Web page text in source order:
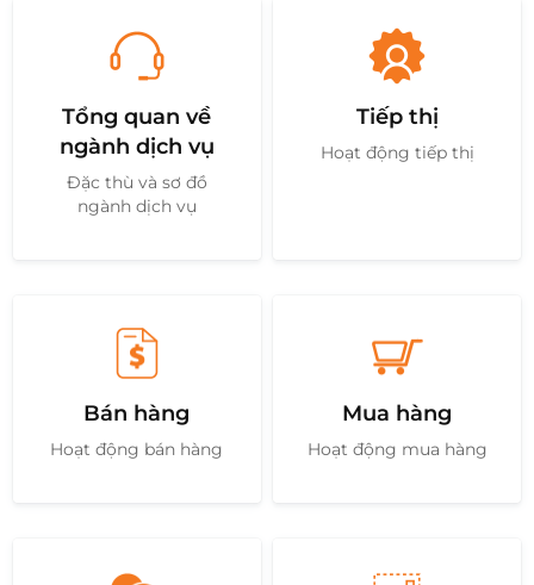
Tổng quan về
ngành dịch vụ
Đặc thù và sơ đồ
ngành dịch vụ
Tiếp thị
Hoạt động tiếp thị
Bán hàng
Hoạt động bán hàng
Mua hàng
Hoạt động mua hàng